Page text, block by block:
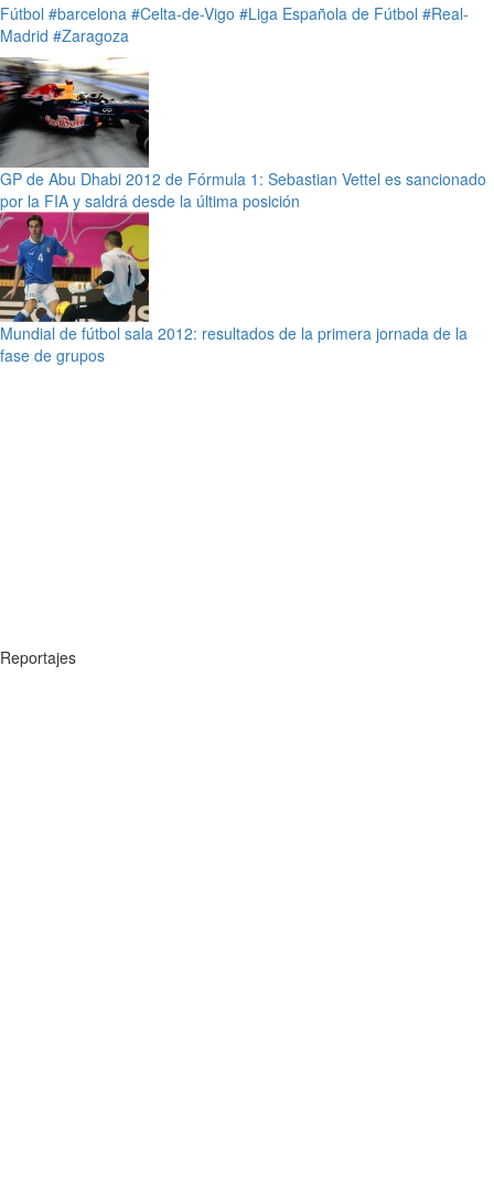
Fútbol #barcelona #Celta-de-Vigo #Liga Española de Fútbol #Real-
Madrid #Zaragoza
GP de Abu Dhabi 2012 de Fórmula 1: Sebastian Vettel es sancionado
por la FIA y saldrá desde la última posición
Mundial de fútbol sala 2012: resultados de la primera jornada de la
fase de grupos
Reportajes